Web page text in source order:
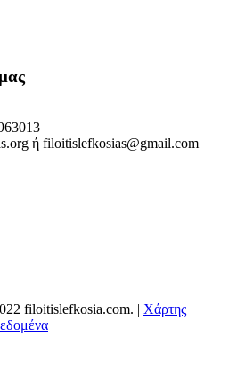
ή filoitislefkosias@gmail.com
filoitislefkosia.com. | Χάρτης